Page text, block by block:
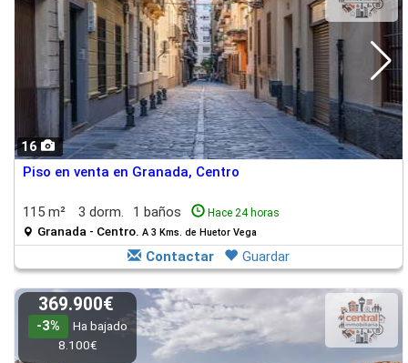
16
Piso en venta en Granada, Centro
115 m² 3 dorm. 1 baños Hace 24 horas
Granada - Centro. A 3 Kms. de Huetor Vega
Contactar Guardar
369.900€
-3%
Ha bajado
8.100€